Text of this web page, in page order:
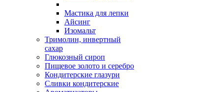
Мастика для лепки
Айсинг
Изомальт
Тримолин, инвертный
сахар
Глюкозный сироп
Пищевое золото и серебро
Кондитерские глазури
Сливки кондитерские